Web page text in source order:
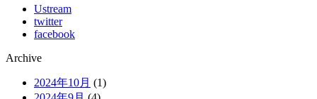
Ustream
twitter
facebook
Archive
2024年10月 (1)